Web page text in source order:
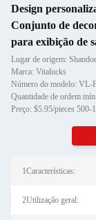
Design
Conjunto de
para exibição de
Lugar de origem:
Marca: Vitalucks
Número do modelo: VL-
Quantidade de ordem
Preço: $5.95/pieces 500-
1Características:
2Utilização geral: